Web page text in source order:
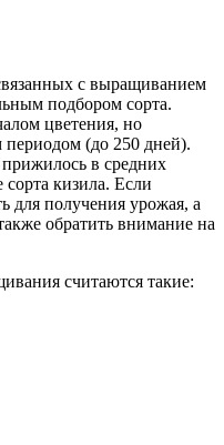
с выращиванием
подбором сорта.
цветения, но
(до 250 дней).
в средних
кизила. Если
для получения урожая, а
обратить внимание на
считаются такие: